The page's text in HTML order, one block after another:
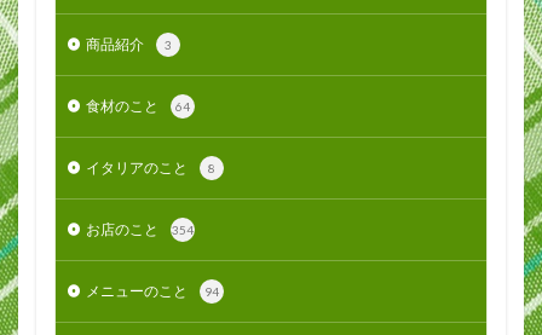
商品紹介 3
食材のこと 64
イタリアのこと 8
お店のこと 354
メニューのこと 94